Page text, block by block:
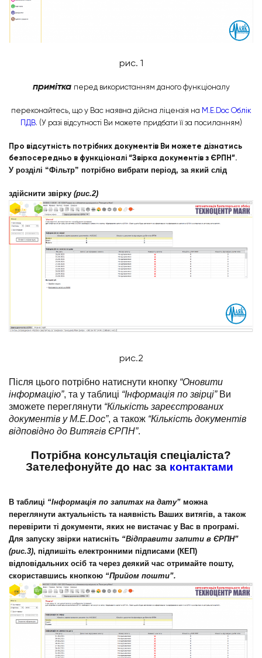
рис. 1
примітка перед використанням даного функціоналу
переконайтесь, що у Вас наявна дійсна ліцензія на M.E.Doc Облік
ПДВ. (У разі відсутності Ви можете придбати її за посиланням)
Про відсутність потрібних документів Ви можете дізнатись
безпосередньо в функціоналі “Звірка документів з ЄРПН”.
У розділі “Фільтр” потрібно вибрати період, за який слід
здійснити звірку (рис.2)
рис.2
Після цього потрібно натиснути кнопку “Оновити
інформацію”, та у таблиці “Інформація по звірці”Ви
зможете переглянути “Кількість зареєстрованих
документів у M.E.Doc”, а також “Кількість документів
відповідно до Витягів ЄРПН”.
Потрібна консультація спеціаліста?
Зателефонуйте до нас за контактами
В таблиці “Інформація по запитах на дату” можна
переглянути актуальність та наявність Ваших витягів, а також
перевірити ті документи, яких не вистачає у Вас в програмі.
Для запуску звірки натисніть “Відправити запити в ЄРПН”
(рис.3), підпишіть електронними підписами (КЕП)
відповідальних осіб та через деякий час отримайте пошту,
скориставшись кнопкою “Прийом пошти”.